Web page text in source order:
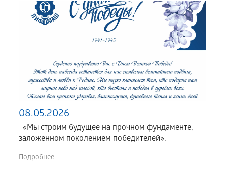
08.05.2026
«Мы строим будущее на прочном фундаменте,
заложенном поколением победителей».
Подробнее